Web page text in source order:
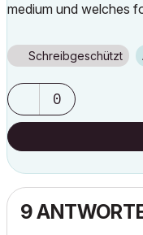
medium und welches
Schreibgeschützt
0
9